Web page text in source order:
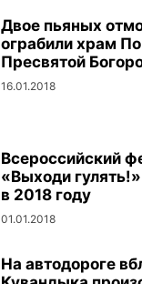
Двое пьяных
ограбили храм
Пресвятой
16.01.2018
Всероссийский
«Выходи
в 2018 году
01.01.2018
На автодороге